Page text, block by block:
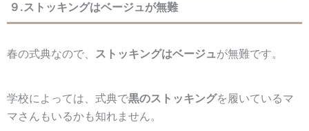
９.ストッキングはベージュが無難
春の式典なので、 ストッキングはベージュが無難です。
学校によっては、式典で黒のストッキングを履いているマ
マさんもいるかも知れません。